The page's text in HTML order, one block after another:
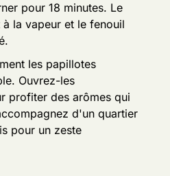
pour 18 minutes. Le
la vapeur et le fenouil
les papillotes
Ouvrez-les
profiter des arômes qui
d'un quartier
pour un zeste